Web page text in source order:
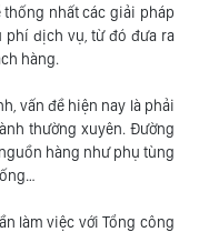
nhất các giải pháp
phí dịch vụ, từ đó đưa ra
hàng.
vấn đề hiện nay là phải
thường xuyên. Đường
hàng như phụ tùng
làm việc với Tổng công